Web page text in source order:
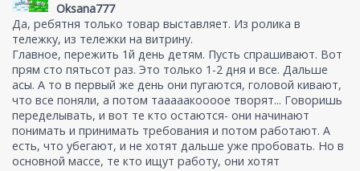
Oksana777
Да, ребятня только товар выставляет. Из ролика в
тележку, из тележки на витрину.
Главное, пережить 1й день детям. Пусть спрашивают. Вот
прям сто пятьсот раз. Это только 1-2 дня и все. Дальше
асы. А то в первый же день они пугаются, головой кивают,
что все поняли, а потом тааааакоооое творят... Говоришь
переделывать, и вот те кто остаются- они начинают
понимать и принимать требования и потом работают. А
есть, что убегают, и не хотят дальше уже пробовать. Но в
основной массе, те кто ищут работу, они хотят